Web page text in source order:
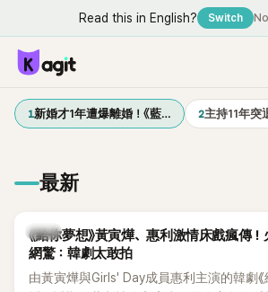
Read this in English? Switch
1新婚才1年遭爆離婚！《藍… 2主持11年突
最新
韓劇
《給你夢想》黃寅燁、惠利激情床戲瘋傳
網驚：韓劇太敢拍
由黃寅燁與Girls' Day成員惠利主演的韓劇《